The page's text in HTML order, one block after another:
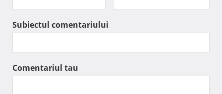
Subiectul comentariului
Comentariul tau